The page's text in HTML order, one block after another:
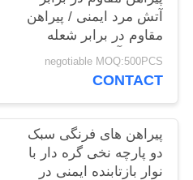
آتش مرد ایمنی / پیراهن
مقاوم در برابر شعله
پیراهن آستین بلند
negotiable MOQ:500PCS
CONTACT
پیراهن های فرنگی سبک
دو پارچه نخی گره دار با
نوار بازتابنده ایمنی در